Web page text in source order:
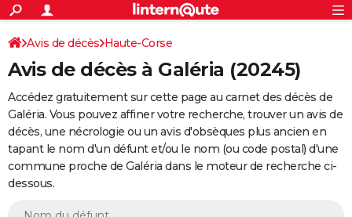
ACTUALITÉS
Politique
Société
Faits Divers
Education
Monde
Villes
+
SPORT
Coupe du monde 2026
Football
Tennis
Cyclisme
Rugby
Forum
Programme TV
TNT
Streaming
Cinéma
Sorties cinéma
Musique
+
FINANCE
Retraite
Epargne
Immobilier
Risques naturels par ville
Assurance
AUTO
Essais
Réserver un essai
Citadines
Berlines
SUV
Forum auto
+
HIGH-TECH
BRICOLAGE
Connexion
Avis de décès Haute-Corse
Avis de décès à Galéria (20245)
Accédez gratuitement sur cette page au carnet des décès de
Galéria. Vous pouvez affiner votre recherche, trouver un avis de
décès, une nécrologie ou un avis d'obsèques plus ancien en
tapant le nom d'un défunt et/ou le nom (ou code postal) d'une
commune proche de Galéria dans le moteur de recherche ci-
dessous.